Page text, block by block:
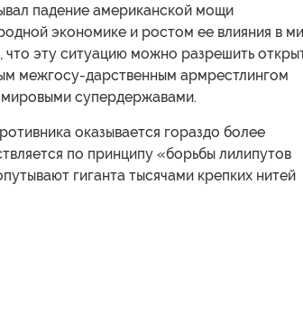
падение американской мощи
экономике и ростом ее влияния в
что эту ситуацию можно разрешить
межгосу-дарственным армрестлингом
супердержавами.
оказывается гораздо более
по принципу «борьбы лилипутов
гиганта тысячами крепких нитей